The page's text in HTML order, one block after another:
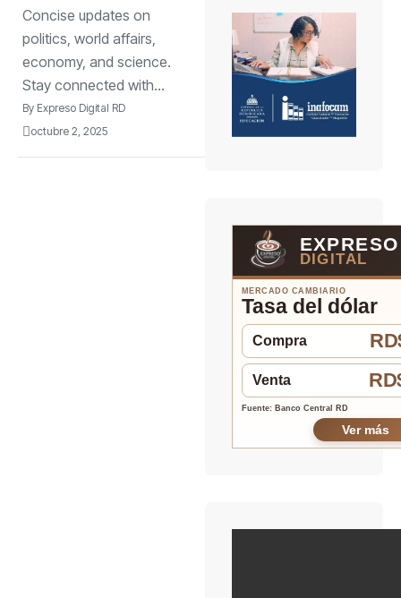
Concise updates on
politics, world affairs,
economy, and science.
Stay connected with...
By Expreso Digital RD
octubre 2, 2025
EXPRESO
DIGITAL
MERCADO CAMBIARIO
Tasa del dólar
Compra
Venta
Fuente: Banco Central RD
Ver más